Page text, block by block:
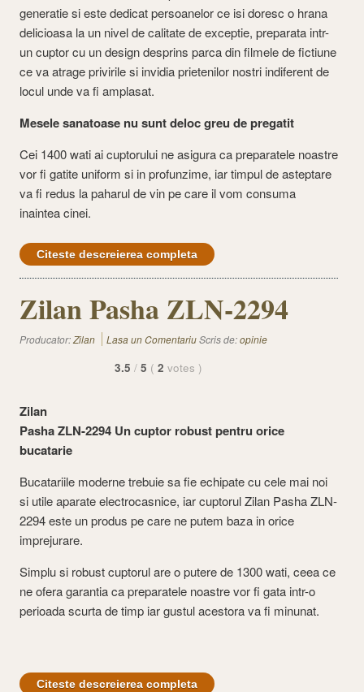
generatie si este dedicat persoanelor ce isi doresc o hrana
delicioasa la un nivel de calitate de exceptie, preparata intr-
un cuptor cu un design desprins parca din filmele de fictiune
ce va atrage privirile si invidia prietenilor nostri indiferent de
locul unde va fi amplasat.
Mesele sanatoase nu sunt deloc greu de pregatit
Cei 1400 wati ai cuptorului ne asigura ca preparatele noastre
vor fi gatite uniform si in profunzime, iar timpul de asteptare
va fi redus la paharul de vin pe care il vom consuma
inaintea cinei.
Citeste descreierea completa
Zilan Pasha ZLN-2294
Producator:Zilan Lasa un ComentariuScris de:opinie
3.5 / 5 ( 2 votes )
Zilan
Pasha ZLN-2294 Un cuptor robust pentru orice
bucatarie
Bucatariile moderne trebuie sa fie echipate cu cele mai noi
si utile aparate electrocasnice, iar cuptorul Zilan Pasha ZLN-
2294 este un produs pe care ne putem baza in orice
imprejurare.
Simplu si robust cuptorul are o putere de 1300 wati, ceea ce
ne ofera garantia ca preparatele noastre vor fi gata intr-o
perioada scurta de timp iar gustul acestora va fi minunat.
Citeste descreierea completa